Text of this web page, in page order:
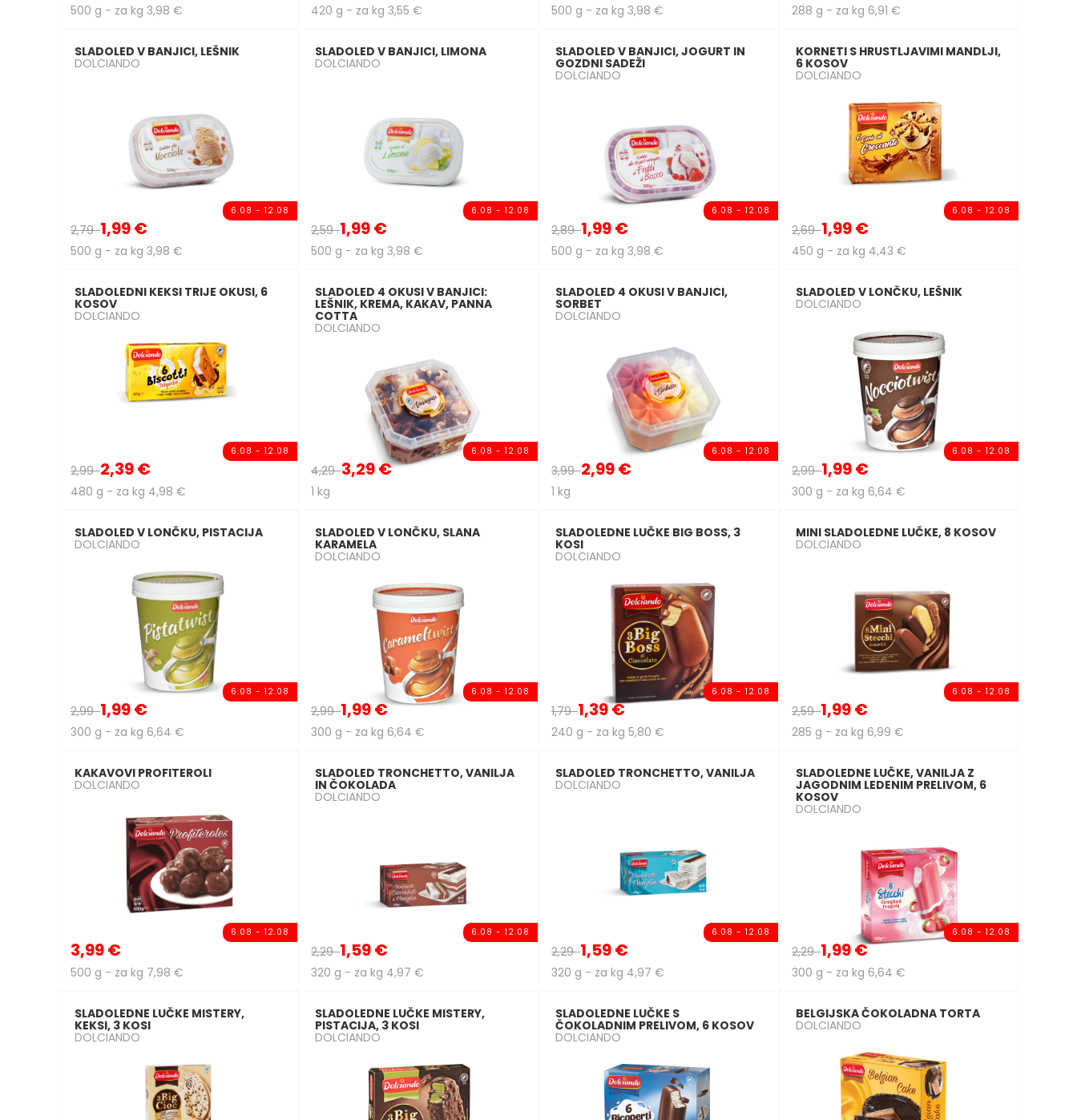
500 g - za kg 3,98 € 420 g - za kg 3,55 € 500 g - za kg 3,98 € 288 g - za kg 6,91 €
6.08 - 12.08
SLADOLED V BANJICI, LEŠNIK
DOLCIANDO
2,791,99 €
500 g - za kg 3,98 €
6.08 - 12.08
SLADOLED V BANJICI, LIMONA
DOLCIANDO
2,591,99 €
500 g - za kg 3,98 €
6.08 - 12.08
SLADOLED V BANJICI, JOGURT IN
GOZDNI SADEŽI
DOLCIANDO
2,891,99 €
500 g - za kg 3,98 €
6.08 - 12.08
KORNETI S HRUSTLJAVIMI MANDLJI,
6 KOSOV
DOLCIANDO
2,691,99 €
450 g - za kg 4,43 €
6.08 - 12.08
SLADOLEDNI KEKSI TRIJE OKUSI, 6
KOSOV
DOLCIANDO
2,992,39 €
480 g - za kg 4,98 €
6.08 - 12.08
SLADOLED 4 OKUSI V BANJICI:
LEŠNIK, KREMA, KAKAV, PANNA
COTTA
DOLCIANDO
4,293,29 €
1 kg
6.08 - 12.08
SLADOLED 4 OKUSI V BANJICI,
SORBET
DOLCIANDO
3,992,99 €
1 kg
6.08 - 12.08
SLADOLED V LONČKU, LEŠNIK
DOLCIANDO
2,991,99 €
300 g - za kg 6,64 €
6.08 - 12.08
SLADOLED V LONČKU, PISTACIJA
DOLCIANDO
2,991,99 €
300 g - za kg 6,64 €
6.08 - 12.08
SLADOLED V LONČKU, SLANA
KARAMELA
DOLCIANDO
2,991,99 €
300 g - za kg 6,64 €
6.08 - 12.08
SLADOLEDNE LUČKE BIG BOSS, 3
KOSI
DOLCIANDO
1,791,39 €
240 g - za kg 5,80 €
6.08 - 12.08
MINI SLADOLEDNE LUČKE, 8 KOSOV
DOLCIANDO
2,591,99 €
285 g - za kg 6,99 €
6.08 - 12.08
KAKAVOVI PROFITEROLI
DOLCIANDO
3,99 €
500 g - za kg 7,98 €
6.08 - 12.08
SLADOLED TRONCHETTO, VANILJA
IN ČOKOLADA
DOLCIANDO
2,291,59 €
320 g - za kg 4,97 €
6.08 - 12.08
SLADOLED TRONCHETTO, VANILJA
DOLCIANDO
2,291,59 €
320 g - za kg 4,97 €
6.08 - 12.08
SLADOLEDNE LUČKE, VANILJA Z
JAGODNIM LEDENIM PRELIVOM, 6
KOSOV
DOLCIANDO
2,291,99 €
300 g - za kg 6,64 €
SLADOLEDNE LUČKE MISTERY,
KEKSI, 3 KOSI
DOLCIANDO
SLADOLEDNE LUČKE MISTERY,
PISTACIJA, 3 KOSI
DOLCIANDO
SLADOLEDNE LUČKE S
ČOKOLADNIM PRELIVOM, 6 KOSOV
DOLCIANDO
BELGIJSKA ČOKOLADNA TORTA
DOLCIANDO